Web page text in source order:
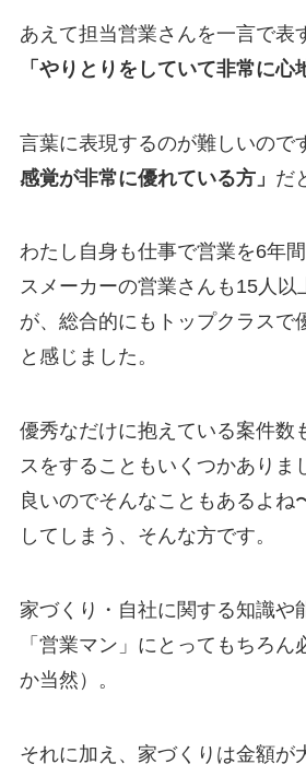
あえて担当営業さんを一言で表
「やりとりをしていて非常に心
言葉に表現するのが難しいので
感覚が非常に優れている方」 だ
わたし自身も仕事で営業を6年
スメーカーの営業さんも 15人以
が、総合的にもトップクラスで
と感じました。
優秀なだけに抱えている案件数
スをすることもいくつかありま
良いのでそんなこともあるよね
してしまう、そんな方です。
家づくり・自社に関する知識や
「営業マン」にとってもちろん
か当然）。
それに加え、家づくりは金額が